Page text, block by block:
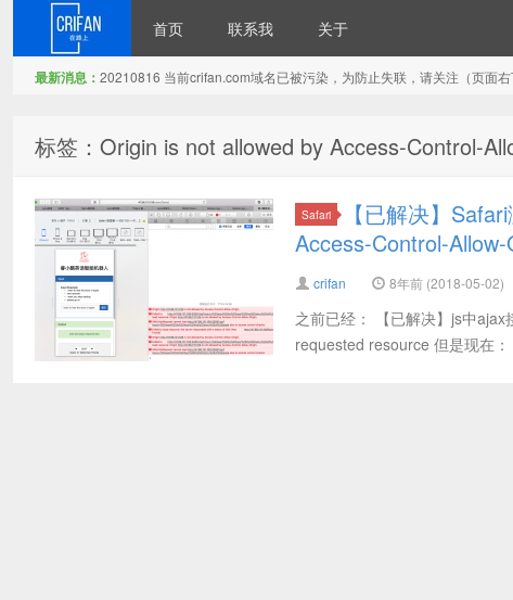
首页 联系我 关于
最新消息： 20210816 当前crifan.com域名已被污染，为防止失联，请关注（页面
标签：Origin is not allowed by Access-Control-
Safari
【已解决】
Access-Control-Allow-
crifan 8年前 (2018-05-02)
之前已经： 【已解决】js中
requested resource 但是现在